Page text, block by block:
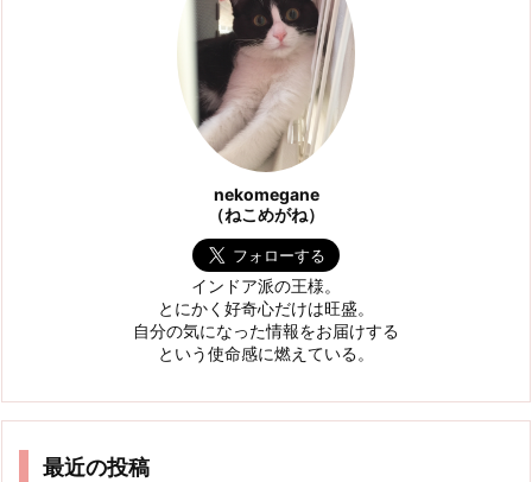
nekomegane
（ねこめがね）
インドア派の王様。
とにかく好奇心だけは旺盛。
自分の気になった情報をお届けする
という使命感に燃えている。
最近の投稿